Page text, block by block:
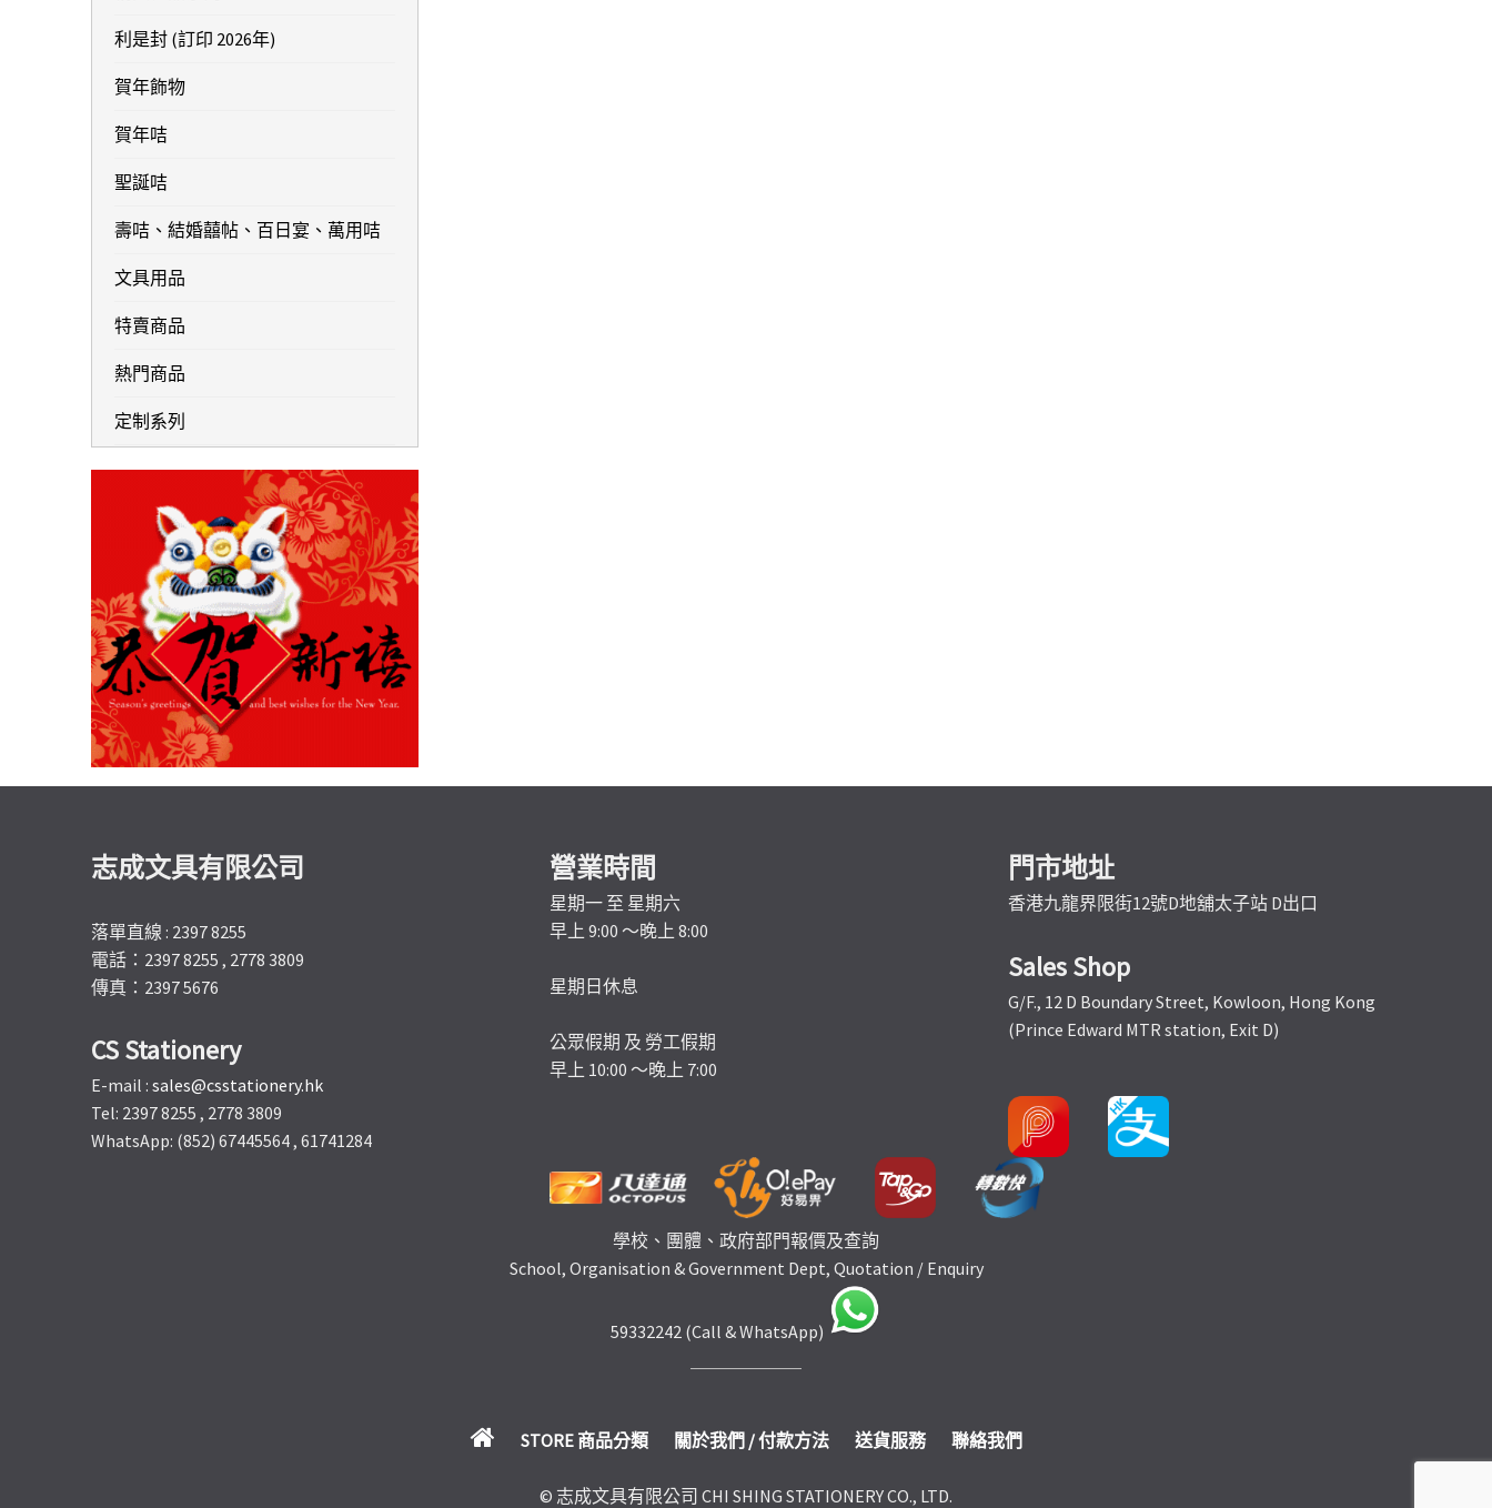
利是封 (訂印 2026年)
賀年飾物
賀年咭
聖誕咭
壽咭、結婚囍帖、百日宴、萬用咭
文具用品
特賣商品
熱門商品
定制系列
志成文具有限公司
落單直線 : 2397 8255
電話：2397 8255 , 2778 3809
傳真：2397 5676
CS Stationery
E-mail : sales@csstationery.hk
Tel: 2397 8255 , 2778 3809
WhatsApp: (852) 67445564 , 61741284
營業時間
星期一 至 星期六
早上 9:00 ～晚上 8:00
星期日休息
公眾假期 及 勞工假期
早上 10:00 ～晚上 7:00
門市地址
香港九龍界限街12號D地舖太子站 D出口
Sales Shop
G/F., 12 D Boundary Street, Kowloon, Hong Kong
(Prince Edward MTR station, Exit D)
學校、團體、政府部門報價及查詢
School, Organisation & Government Dept, Quotation / Enquiry
59332242 (Call & WhatsApp)
STORE 商品分類 關於我們 / 付款方法 送貨服務 聯絡我們
© 志成文具有限公司 CHI SHING STATIONERY CO., LTD.